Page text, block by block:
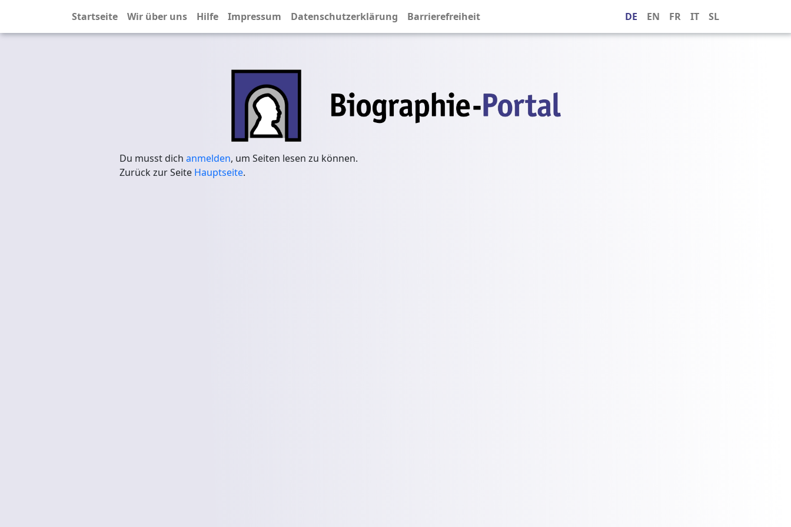
Startseite Wir über uns Hilfe Impressum Datenschutzerklärung Barrierefreiheit DE EN FR IT SL
Du musst dich anmelden, um Seiten lesen zu können.
Zurück zur Seite Hauptseite.